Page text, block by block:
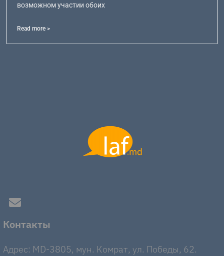
возможном участии обоих
Read more >
Контакты
Адрес: MD-3805, мун. Комрат, ул. Победы, 62.